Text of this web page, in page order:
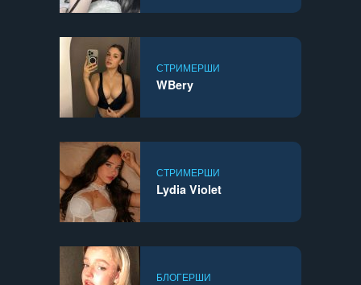
СТРИМЕРШИ
WBery
СТРИМЕРШИ
Lydia Violet
БЛОГЕРШИ